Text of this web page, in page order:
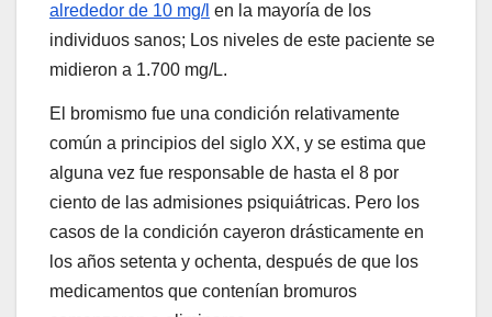
alrededor de 10 mg/l en la mayoría de los
individuos sanos; Los niveles de este paciente se
midieron a 1.700 mg/L.
El bromismo fue una condición relativamente
común a principios del siglo XX, y se estima que
alguna vez fue responsable de hasta el 8 por
ciento de las admisiones psiquiátricas. Pero los
casos de la condición cayeron drásticamente en
los años setenta y ochenta, después de que los
medicamentos que contenían bromuros